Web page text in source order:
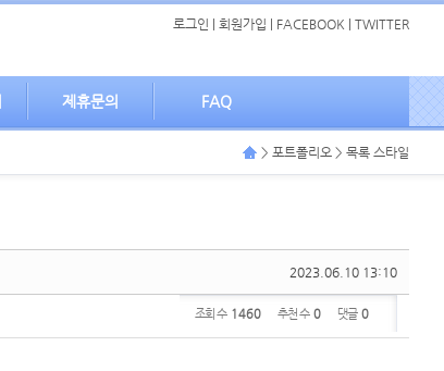
로그인 회원가입 FACEBOOK TWITTER
제휴문의 FAQ
> 포트폴리오 > 목록 스타일
2023.06.10 13:10
조회 수 1460 추천 수 0 댓글 0